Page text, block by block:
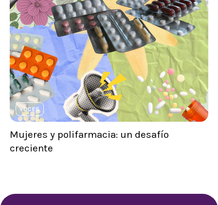
VOCES
Mujeres y polifarmacia: un desafío
creciente